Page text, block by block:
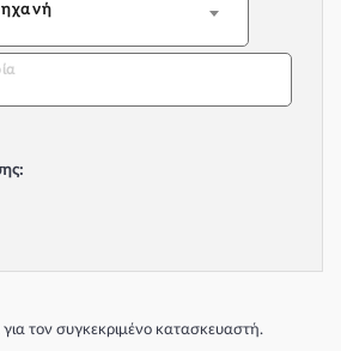
τον συγκεκριμένο κατασκευαστή.